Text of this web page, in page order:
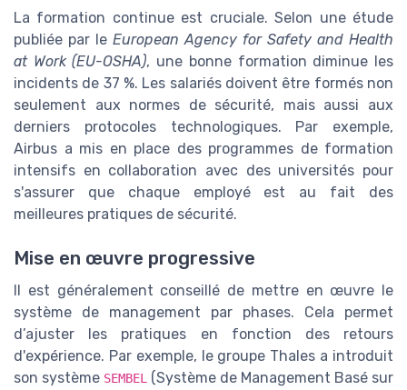
La formation continue est cruciale. Selon une étude
publiée par le European Agency for Safety and Health
at Work (EU-OSHA), une bonne formation diminue les
incidents de 37 %. Les salariés doivent être formés non
seulement aux normes de sécurité, mais aussi aux
derniers protocoles technologiques. Par exemple,
Airbus a mis en place des programmes de formation
intensifs en collaboration avec des universités pour
s'assurer que chaque employé est au fait des
meilleures pratiques de sécurité.
Mise en œuvre progressive
Il est généralement conseillé de mettre en œuvre le
système de management par phases. Cela permet
d’ajuster les pratiques en fonction des retours
d'expérience. Par exemple, le groupe Thales a introduit
son système SEMBEL
(Système de Management Basé sur